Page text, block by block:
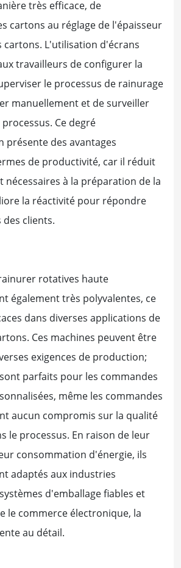
très efficace, de
cartons au réglage de l'épaisseur
cartons. L'utilisation d'écrans
travailleurs de configurer la
le processus de rainurage
manuellement et de surveiller
Ce degré
présente des avantages
de productivité, car il réduit
nécessaires à la préparation de la
la réactivité pour répondre
clients.
rotatives haute
également très polyvalentes, ce
dans diverses applications de
Ces machines peuvent être
exigences de production;
parfaits pour les commandes
même les commandes
aucun compromis sur la qualité
le processus. En raison de leur
consommation d'énergie, ils
adaptés aux industries
d'emballage fiables et
le commerce électronique, la
au détail.